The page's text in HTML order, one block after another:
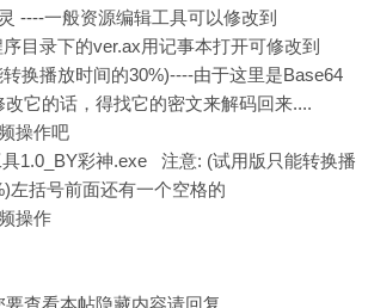
----一般资源编辑工具可以修改到
目录下的ver.ax用记事本打开可修改到
换播放时间的30%)----由于这里是Base64
改它的话，得找它的密文来解码回来....
操作吧
1.0_BY彩神.exe 注意: (试用版只能转换播
左括号前面还有一个空格的
操作
要查看本帖隐藏内容请回复